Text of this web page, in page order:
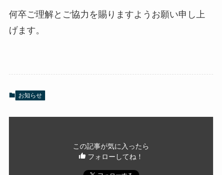
何卒ご理解とご協力を賜りますようお願い申し上
げます。
お知らせ
この記事が気に入ったら
フォローしてね！